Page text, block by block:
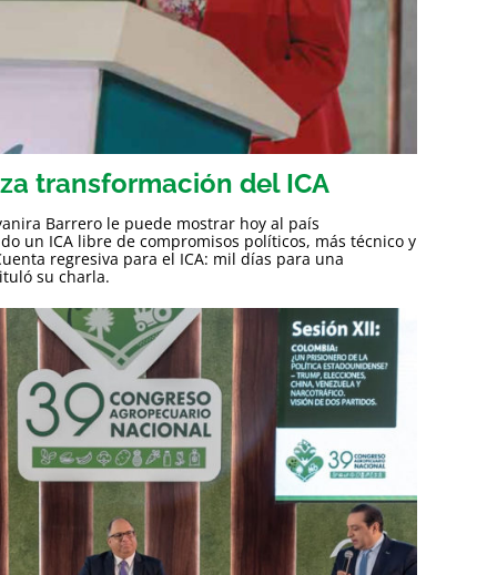
transformación del ICA
Barrero le puede mostrar hoy al país
un ICA libre de compromisos políticos, más técnico y
regresiva para el ICA: mil días para una
su charla.